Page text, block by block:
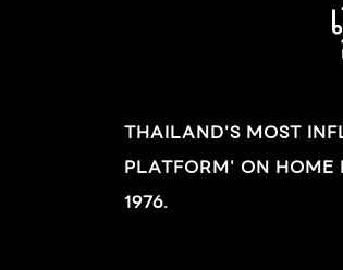
THAILAND'S MOST
PLATFORM' ON HOME
1976.